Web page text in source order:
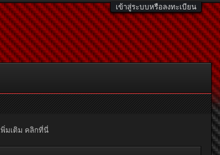
เข้าสู่ระบบหรือลงทะเบียน
พิ่มเติม คลิกที่นี่